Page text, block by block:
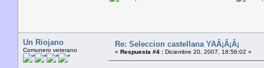
Un Riojano
Comunero veterano
Re: Seleccion castellana YAÂ¡Â¡Â¡
« Respuesta #4 : Diciembre 20, 2007, 18:56:02 »